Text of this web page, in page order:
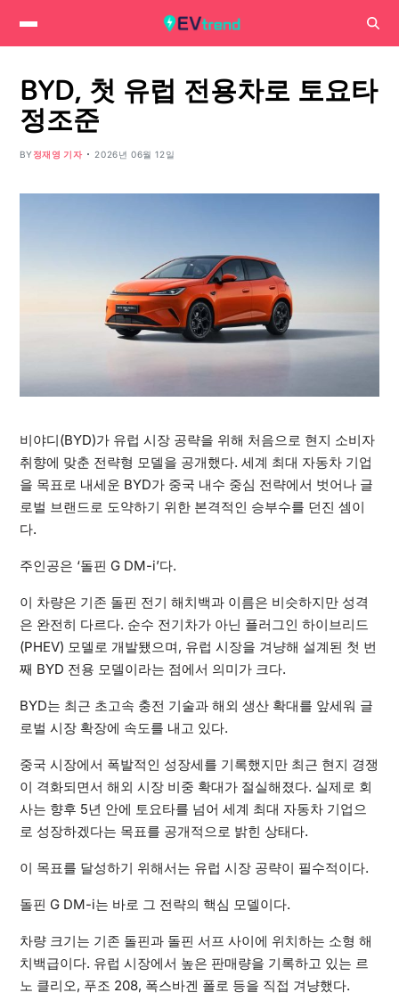
BYD, 첫 유럽 전용차로 토요타
정조준
BY 정재영 기자 2026년 06월 12일
비야디(BYD)가 유럽 시장 공략을 위해 처음으로 현지 소비자
취향에 맞춘 전략형 모델을 공개했다. 세계 최대 자동차 기업
을 목표로 내세운 BYD가 중국 내수 중심 전략에서 벗어나 글
로벌 브랜드로 도약하기 위한 본격적인 승부수를 던진 셈이
다.
주인공은 ‘돌핀 G DM-i’다.
이 차량은 기존 돌핀 전기 해치백과 이름은 비슷하지만 성격
은 완전히 다르다. 순수 전기차가 아닌 플러그인 하이브리드
(PHEV) 모델로 개발됐으며, 유럽 시장을 겨냥해 설계된 첫 번
째 BYD 전용 모델이라는 점에서 의미가 크다.
BYD는 최근 초고속 충전 기술과 해외 생산 확대를 앞세워 글
로벌 시장 확장에 속도를 내고 있다.
중국 시장에서 폭발적인 성장세를 기록했지만 최근 현지 경쟁
이 격화되면서 해외 시장 비중 확대가 절실해졌다. 실제로 회
사는 향후 5년 안에 토요타를 넘어 세계 최대 자동차 기업으
로 성장하겠다는 목표를 공개적으로 밝힌 상태다.
이 목표를 달성하기 위해서는 유럽 시장 공략이 필수적이다.
돌핀 G DM-i는 바로 그 전략의 핵심 모델이다.
차량 크기는 기존 돌핀과 돌핀 서프 사이에 위치하는 소형 해
치백급이다. 유럽 시장에서 높은 판매량을 기록하고 있는 르
노 클리오, 푸조 208, 폭스바겐 폴로 등을 직접 겨냥했다.